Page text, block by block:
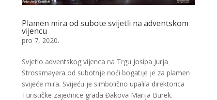
Plamen mira od subote svijetli na adventskom
vijencu
pro 7, 2020.
Svjetlo adventskog vijenca na Trgu Josipa Jurja
Strossmayera od subotnje noći bogatije je za plamen
svijeće mira. Svijeću je simbolično upalila direktorica
Turističke zajednice grada Đakova Marija Burek.